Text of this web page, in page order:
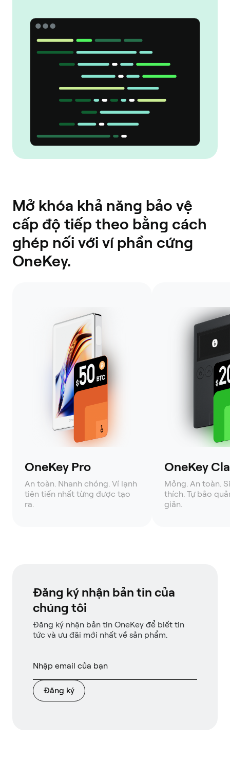
Mở khóa khả năng bảo vệ
cấp độ tiếp theo bằng cách
ghép nối với ví phần cứng
OneKey.
OneKey Pro
An toàn. Nhanh chóng. Ví lạnh
tiên tiến nhất từng được tạo
ra.
OneKey
Mỏng. An toàn.
thích. Tự bảo
giản.
Đăng ký nhận bản tin của
chúng tôi
Đăng ký nhận bản tin OneKey để biết tin
tức và ưu đãi mới nhất về sản phẩm.
Đăng ký